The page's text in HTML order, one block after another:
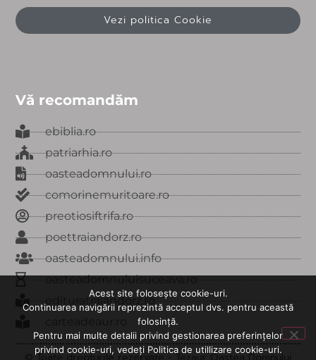
Vezi politica Cookie
Vă recomandăm
ebiblia.ro
patriarhia.ro
oasteadomnului.ro
comorinemuritoare.ro
preotiosiftrifa.ro
poettraiandorz.ro
oasteadomnului.info
oasteadomnuluisuceava.ro
edituratraiandorz.ro
Acest site folosește cookie-uri.
Continuarea navigării reprezintă acceptul dvs. pentru această
folosință.
Pentru mai multe detalii privind gestionarea preferințelor
privind cookie-uri, vedeți Politica de utillizare cookie-uri.